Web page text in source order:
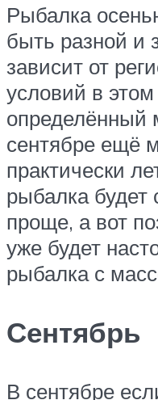
Рыбалка
быть разной и
зависит от
условий в
определённый
сентябре ещё
практически
рыбалка будет
проще, а вот
уже будет
рыбалка с
Сентябрь
В сентябре